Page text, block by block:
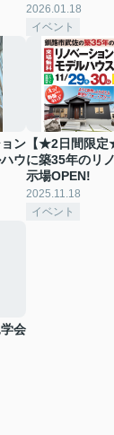
2026.01.18
イベント
ン
ウ
【★2日間限
に築35年のリ
示場OPEN!
2025.11.18
イベント
会